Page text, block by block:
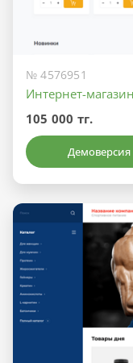
№ 4576951
Интернет-
105 000 тг.
Демоверсия